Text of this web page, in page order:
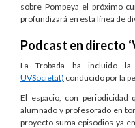
sobre Pompeya el próximo
profundizará en esta línea de
Podcast en directo
La Trobada ha incluido
UVSocietat) conducido por la
El espacio, con periodicidad
alumnado y profesorado en
proyecto suma episodios ya